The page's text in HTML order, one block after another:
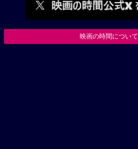
映画の時間について